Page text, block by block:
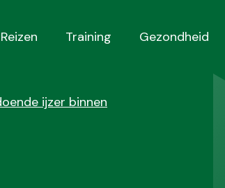
Reizen Training Gezondheid
ijzer binnen